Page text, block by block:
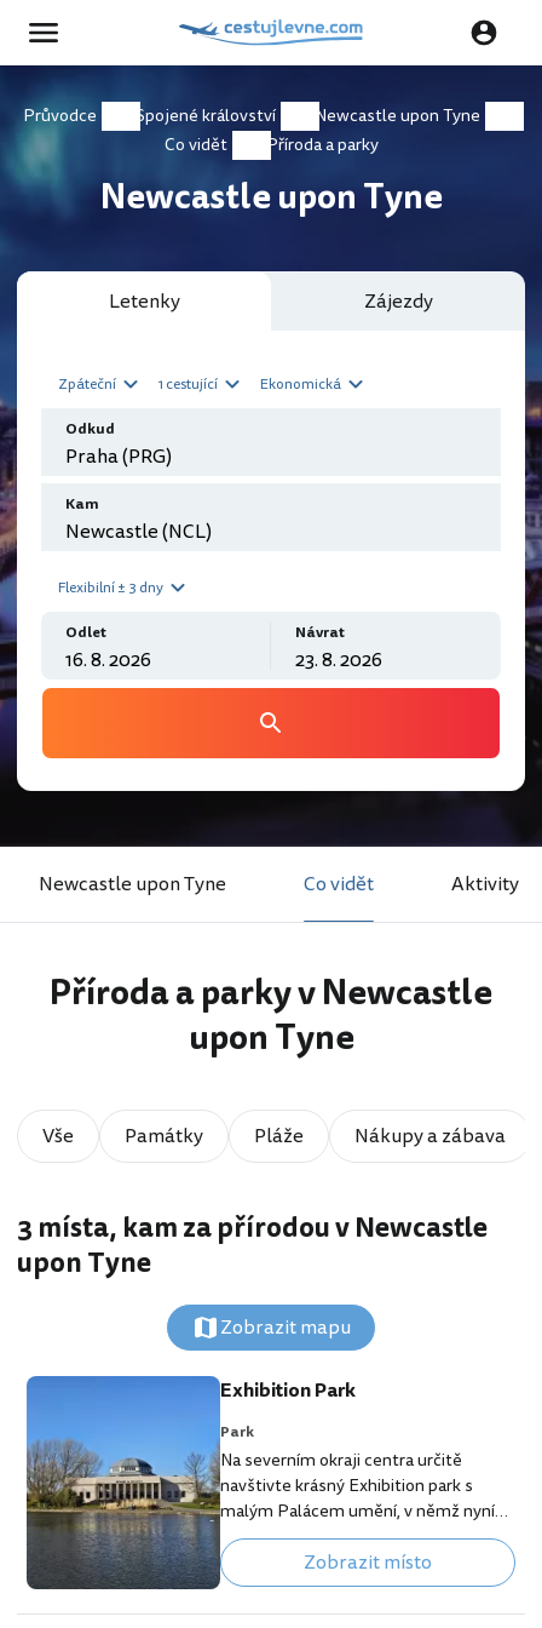
Průvodce Spojené království
Newcastle upon Tyne
Co vidět
Příroda a parky
Newcastle upon Tyne
Letenky Zájezdy
Zpáteční 1 cestující Ekonomická
Odkud
Kam
Flexibilní ± 3 dny
Odlet Návrat
Newcastle upon Tyne Co vidět Aktivity
Příroda a parky v Newcastle
upon Tyne
Vše Památky Pláže Nákupy a zábava
3 místa, kam za přírodou v Newcastle
upon Tyne
Zobrazit mapu
Exhibition Park
Park
Na severním okraji centra určitě
navštivte krásný Exhibition park s
malým Palácem umění, v němž nyní
sídlí minipivovar Wylam. Park s
malým jezírkem, na němž si můžete
půjčit loďku, upravenými cestičkami a
záhony volně navazuje na obrovskou
Zobrazit místo